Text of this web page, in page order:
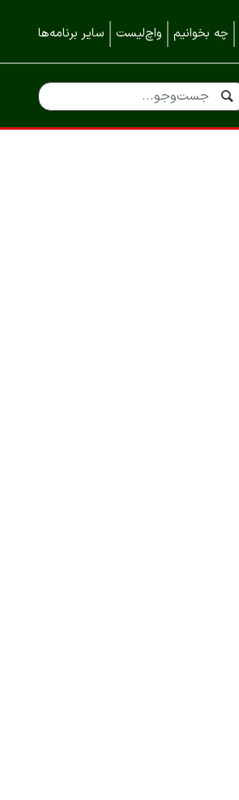
چه بخوانیم واچ‌لیست سایر برنامه‌ها